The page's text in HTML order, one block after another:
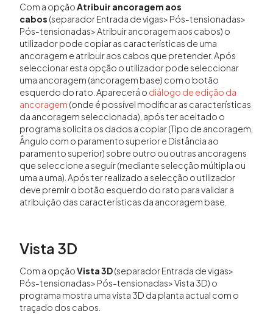
Com a opção Atribuir ancoragem aos
cabos (separador Entrada de vigas> Pós-tensionadas>
Pós-tensionadas> Atribuir ancoragem aos cabos) o
utilizador pode copiar as características de uma
ancoragem e atribuir aos cabos que pretender. Após
seleccionar esta opção o utilizador pode seleccionar
uma ancoragem (ancoragem base) com o botão
esquerdo do rato. Aparecerá o diálogo de edição da
ancoragem (onde é possível modificar as características
da ancoragem seleccionada), após ter aceitado o
programa solicita os dados a copiar (Tipo de ancoragem,
Ângulo com o paramento superior e Distância ao
paramento superior) sobre outro ou outras ancoragens
que seleccione a seguir (mediante selecção múltipla ou
uma a uma). Após ter realizado a selecção o utilizador
deve premir o botão esquerdo do rato para validar a
atribuição das características da ancoragem base.
Vista 3D
Com a opçãoVista 3D(separador Entrada de vigas>
Pós-tensionadas> Pós-tensionadas> Vista 3D) o
programa mostra uma vista 3D da planta actual com o
traçado dos cabos.